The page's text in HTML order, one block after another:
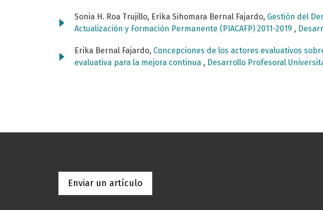
Sonia H. Roa Trujillo, Erika Sihomara Bernal Fajardo, Gestión del
Actualización y Formación Permanente (PIACAFP) 2011-2019 ,
Erika Bernal Fajardo, Concepciones de los actores evaluativos
evaluativa para la mejora continua , Desarrollo Profesoral
Enviar un artículo